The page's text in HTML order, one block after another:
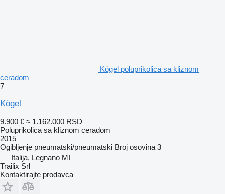
Kögel poluprikolica sa kliznom
ceradom
7
Kögel
9.900 € ≈ 1.162.000 RSD
Poluprikolica sa kliznom ceradom
2015
Ogibljenje pneumatski/pneumatski Broj osovina 3
Italija, Legnano MI
Trailix Srl
Kontaktirajte prodavca